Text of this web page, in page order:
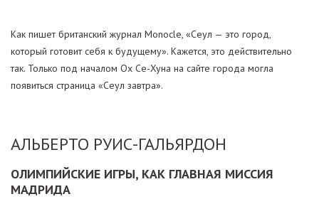
Как пишет британский журнал Monocle, «Сеул — это город,
который готовит себя к будущему». Кажется, это действительно
так. Только под началом Ох Се-Хуна на сайте города могла
появиться страница «Сеул завтра».
АЛЬБЕРТО РУИС-ГАЛЬЯРДОН
ОЛИМПИЙСКИЕ ИГРЫ, КАК ГЛАВНАЯ МИССИЯ
МАДРИДА